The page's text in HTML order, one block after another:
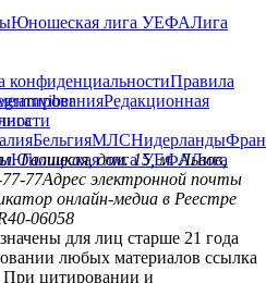
Юношеская лига УЕФАЛига
конфиденциальностиПравила
Редакционная
viber
БельгияМЛСНидерланды
Юношеская лига УЕФАЛига
Галицкая, дом. 15, м. Львов,
77Адрес электронной почты
онлайн-медиа в Реестре
06058
для лиц старше 21 года
любых материалов ссылка
При цитировании и